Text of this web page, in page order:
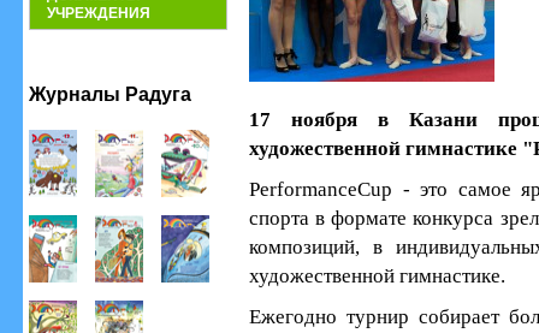
УЧРЕЖДЕНИЯ
Журналы Радуга
17 ноября в Казани
художественной гимнастике
PerformanceCup - это самое
спорта в формате конкурса
композиций, в
художественной гимнастике.
Ежегодно турнир собирает